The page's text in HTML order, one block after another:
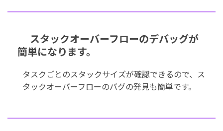
スタックオーバーフローのデバッグが
簡単になります。
タスクごとのスタックサイズが確認できるので、ス
タックオーバーフローのバグの発見も簡単です。